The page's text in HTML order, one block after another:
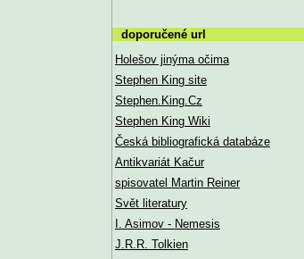
doporučené url
Holešov jinýma očima
Stephen King site
Stephen.King.Cz
Stephen King Wiki
Česká bibliografická databáze
Antikvariát Kačur
spisovatel Martin Reiner
Svět literatury
I. Asimov - Nemesis
J.R.R. Tolkien